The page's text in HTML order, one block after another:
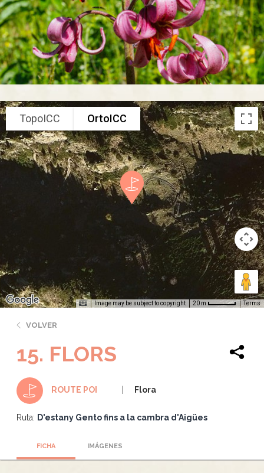
TopoICC OrtoICC
Image may be subject to copyright 20 m Terms
VOLVER
15. FLORS
ROUTE POI Flora
Ruta: D'estany Gento fins a la cambra d'Aigües
FICHA IMÁGENES